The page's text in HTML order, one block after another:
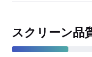
スクリーン品